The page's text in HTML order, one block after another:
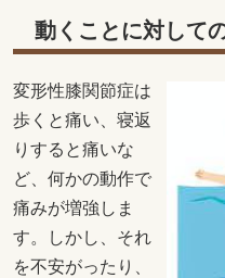
動くことに対して
変形性膝関節症は
歩くと痛い、寝返
りすると痛いな
ど、何かの動作で
痛みが増強しま
す。しかし、それ
を不安がったり、